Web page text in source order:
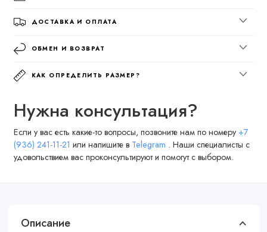
ДОСТАВКА И ОПЛАТА
ОБМЕН И ВОЗВРАТ
КАК ОПРЕДЕЛИТЬ РАЗМЕР?
Нужна консультация?
Если у вас есть какие-то вопросы, позвоните нам по номеру +7
(936) 241-11-21 или напишите в Telegram . Наши специалисты с
удовольствием вас проконсультируют и помогут с выбором.
Описание